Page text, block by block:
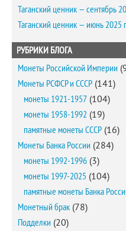
Таганский ценник — сентябрь
Таганский ценник — июнь 2025
РУБРИКИ БЛОГА
Монеты Российской Империи
Монеты РСФСР и СССР (141)
монеты 1921-1957 (104)
монеты 1958-1992 (19)
памятные монеты СССР (16)
Монеты Банка России (284)
монеты 1992-1996 (3)
монеты 1997-2025 (104)
памятные монеты Банка
Монетный брак (78)
Подделки (20)